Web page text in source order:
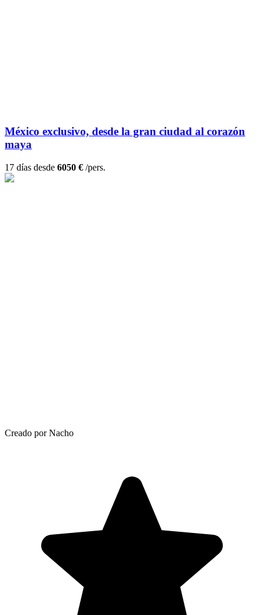
México exclusivo, desde la gran ciudad al corazón
maya
17 días desde 6050 € /pers.
Creado por Nacho